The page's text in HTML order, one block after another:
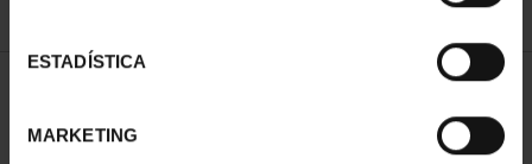
ESTADÍSTICA
MARKETING